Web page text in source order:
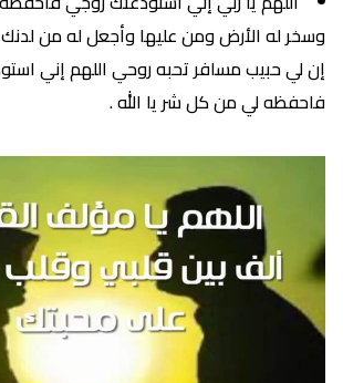
وسخر له الأرض ومن عليها وأجعل له من لدنك
إن لي حبيب مسافر تحبه روحي اللهم إني
فاحفظه لي من كل شر يا الله .